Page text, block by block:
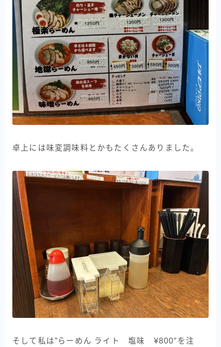
卓上には味変調味料とかもたくさんありました。
そして私は”らーめん ライト 塩味 ¥800″を注